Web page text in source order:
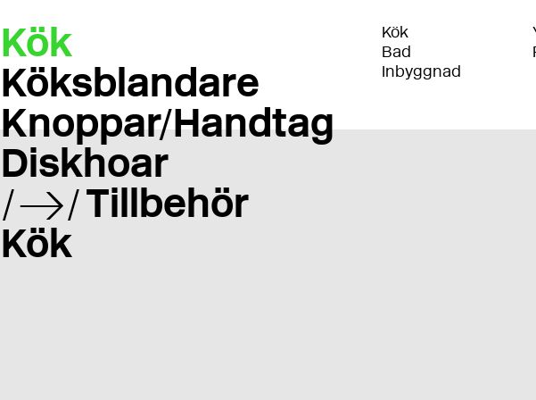
Kök
Köksblandare
Knoppar/Handtag
Diskhoar
Tillbehör
Kök
Kök
Bad
Inbyggnad